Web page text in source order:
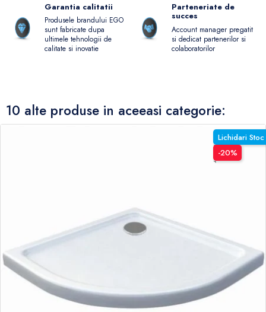
Garantia calitatii
Produsele brandului EGO
sunt fabricate dupa
ultimele tehnologii de
calitate si inovatie
Parteneriate de
succes
Account manager pregatit
si dedicat partenerilor si
colaboratorilor
10 alte produse in aceeasi categorie:
Lichidari Stoc
-20%